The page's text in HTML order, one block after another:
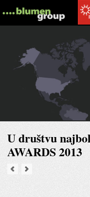
U društvu
AWARDS 2013